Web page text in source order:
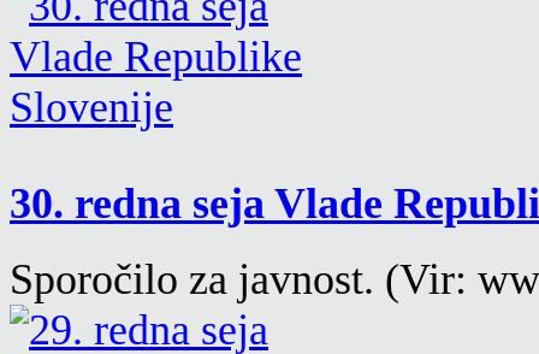
30. redna seja Vlade
Sporočilo za javnost. (Vir: